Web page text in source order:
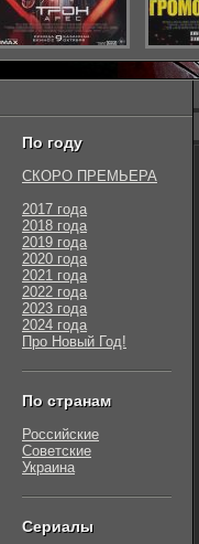
По году
СКОРО ПРЕМЬЕРА
2017 года
2018 года
2019 года
2020 года
2021 года
2022 года
2023 года
2024 года
Про Новый Год!
По странам
Российские
Советские
Украина
Сериалы